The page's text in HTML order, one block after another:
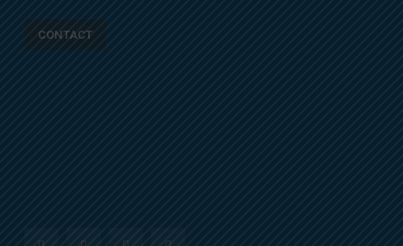
CONTACT